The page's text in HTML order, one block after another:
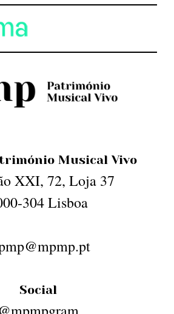
Musical Vivo
XXI, 72, Loja 37
304 Lisboa
Social